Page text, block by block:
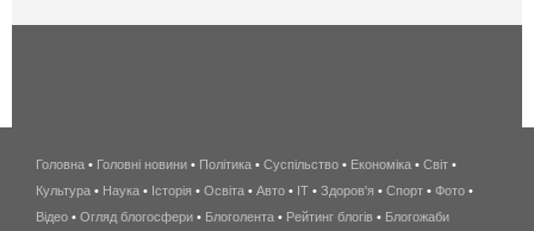
беспроводной
интернет
киев
Головна • Головні новини • Політика • Суспільство • Економіка • Світ •
Культура • Наука • Історія • Освіта • Авто • IT • Здоров'я • Спорт • Фото •
Відео • Огляд блогосфери • Блоголента • Рейтинг блогів • Блогожаби